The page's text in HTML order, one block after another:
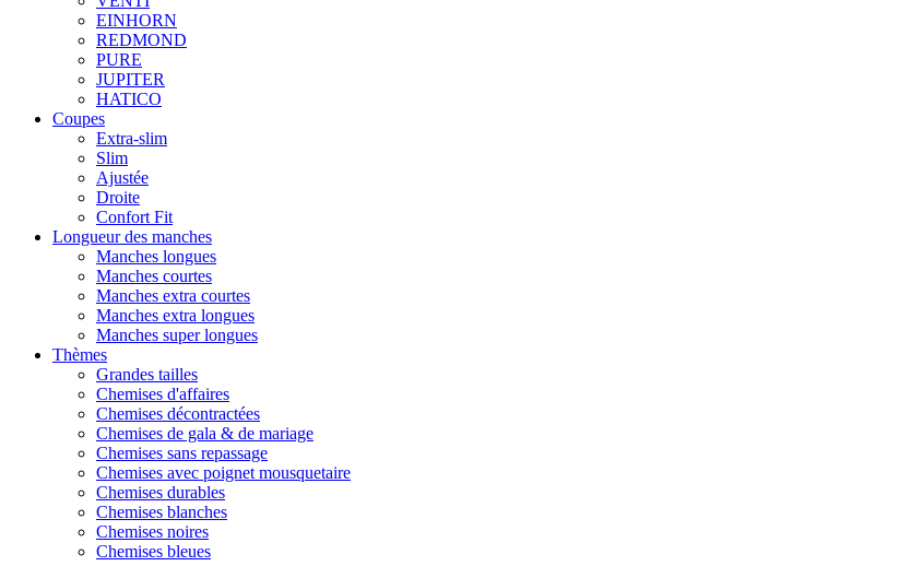
EINHORN
REDMOND
PURE
JUPITER
HATICO
Coupes
Extra-slim
Slim
Ajustée
Droite
Confort Fit
Longueur des manches
Manches longues
Manches courtes
Manches extra courtes
Manches extra longues
Manches super longues
Thèmes
Grandes tailles
Chemises d'affaires
Chemises décontractées
Chemises de gala & de mariage
Chemises sans repassage
Chemises avec poignet mousquetaire
Chemises durables
Chemises blanches
Chemises noires
Chemises bleues